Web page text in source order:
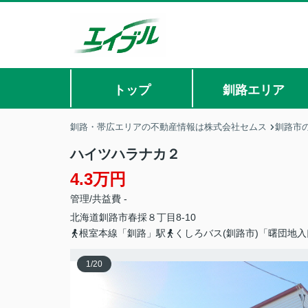
トップ 釧路エリア
釧路・帯広エリアの不動産情報は株式会社セムス 釧路市
ハイツハラナカ２
4.3万円
管理/共益費 -
北海道釧路市春採８丁目8-10
根室本線「釧路」駅
くしろバス(釧路市)「曙団地
1/20